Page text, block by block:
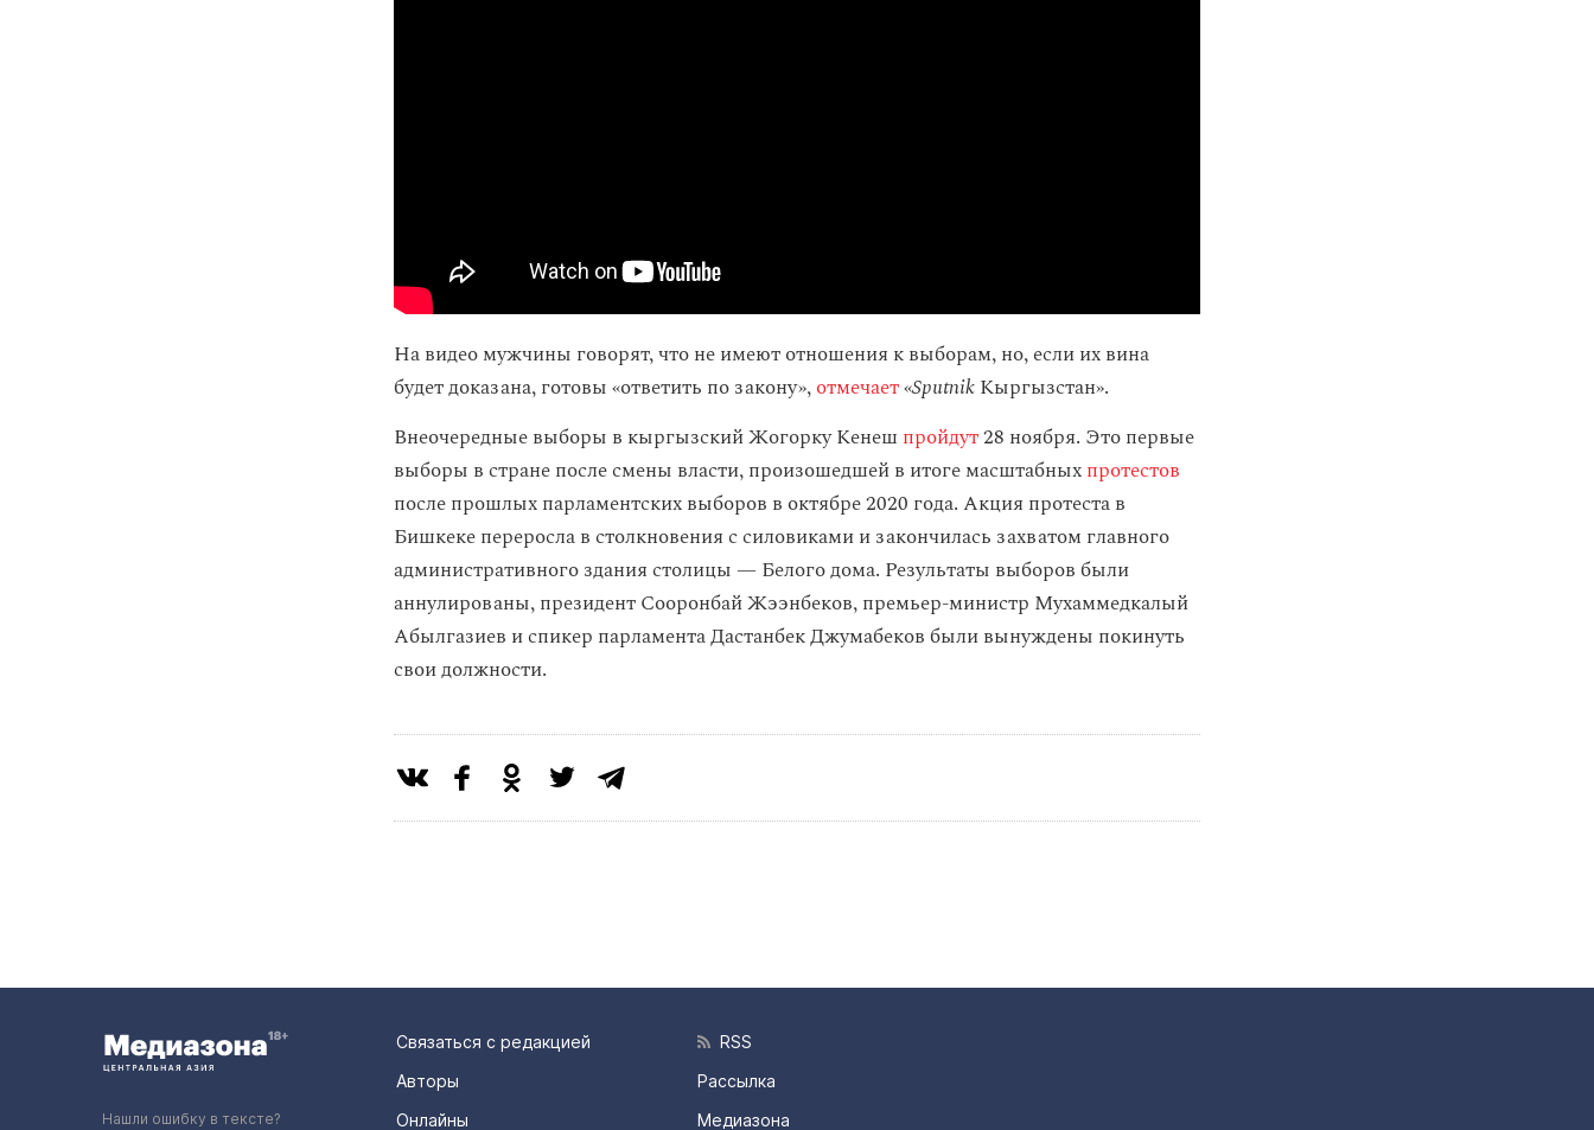
На видео мужчины говорят, что не имеют отношения к выборам, но, если их вина
будет доказана, готовы «ответить по закону»,отмечает«SputnikКыргызстан».
Внеочередные выборы в кыргызский Жогорку Кенеш пройдут28 ноября. Это первые
выборы в стране после смены власти, произошедшей в итоге масштабныхпротестов
после прошлых парламентских выборов в октябре 2020 года. Акция протеста в
Бишкеке переросла в столкновения с силовиками и закончилась захватом главного
административного здания столицы — Белого дома. Результаты выборов были
аннулированы, президент Сооронбай Жээнбеков, премьер-министр Мухаммедкалый
Абылгазиев и спикер парламента Дастанбек Джумабеков были вынуждены покинуть
свои должности.
Нашли ошибку в тексте?
Связаться с редакцией
Авторы
Онлайны
RSS
Рассылка
Медиазона